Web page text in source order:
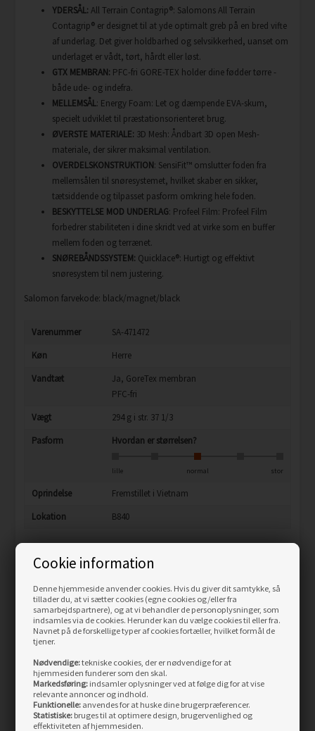
Cookie information
Denne hjemmeside anvender cookies. Hvis du giver dit samtykke, så
tillader du, at vi sætter cookies (egne cookies og/eller fra
samarbejdspartnere), og at vi behandler de personoplysninger, som
indsamles via de cookies. Herunder kan du vælge cookies til eller fra.
Navnet på de forskellige typer af cookies fortæller, hvilket formål de
tjener.
Nødvendige:tekniske cookies, der er nødvendige for at
hjemmesiden funderer som den skal.
Markedsføring: indsamler oplysninger ved at følge dig for at vise
relevante annoncer og indhold.
Funktionelle: anvendes for at huske dine brugerpræferencer.
Statistiske: bruges til at optimere design, brugervenlighed og
effektiviteten af hjemmesiden.
YDERSÅL: All Terrain Contagrip®: Salomons All Terrain
Contagrip® er designet til at yde optimalt greb på en bred vifte
af underlag. Det giver holdbarhed og selvsikkerhed, uanset om
underlaget er vådt, tørt, hårdt eller løst.
GTX MEMBRAN: PFC-fri GORE-TEX holder dine fødder tørre -
både ude- og indefra.
MELLEMSÅL: Energy Foam: Let og dæmpende EVA-skum,
specielt udviklet til præstationsorienteret brug.
ØVERSTE MATERIALE: 3D Mesh: Åndbart 3D open Mesh-
materiale, der sikrer maksimal ventilation.
OVERDELSKONSTRUKTION: SensiFit™ omslutter foden fra
mellemsålen til snøresystemet, hvilket skaber en sikker,
tætsiddende og tilpasset pasform omkring hele foden.
BESKYTTELSE MOD UNDERLAG: Profeel Film: Profeel Film
forbedrer stabiliteten i dine skridt ved at virke som en buffer
mellem foden og terrænet.
SNØREBÅNDSSYSTEM: Quicklace®: Hurtigt og effektivt
snøresystem til nem justering.
Salomon farvekode: black/magnet/black
Varenummer
SA-471472
Køn
Herre
Vandtæt
Ja, GoreTex membran
PFC-fri
Vægt
294 g i str. 37 1/3
Pasform
Hvordan er størrelsen?
lille normal stor
Oprindelse
Fremstillet i Vietnam
Lokation
B840
Skarp
pris
Skarp
pris